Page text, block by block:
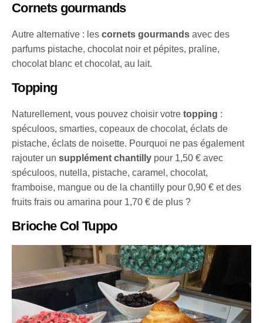
Cornets gourmands
Autre alternative : lescornets gourmands avec des
parfums pistache, chocolat noir et pépites, praline,
chocolat blanc et chocolat, au lait.
Topping
Naturellement, vous pouvez choisir votretopping :
spéculoos, smarties, copeaux de chocolat, éclats de
pistache, éclats de noisette. Pourquoi ne pas également
rajouter unsupplément chantilly pour 1,50 € avec
spéculoos, nutella, pistache, caramel, chocolat,
framboise, mangue ou de la chantilly pour 0,90 € et des
fruits frais ou amarina pour 1,70 € de plus ?
Brioche Col Tuppo